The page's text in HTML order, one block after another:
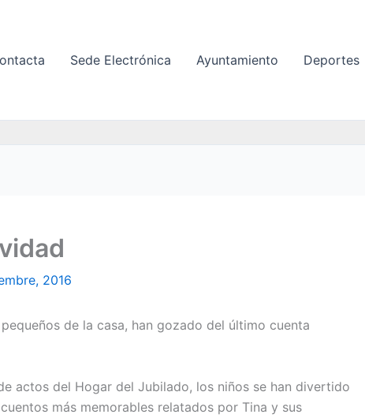
Sede Electrónica Ayuntamiento Deportes
2016
de la casa, han gozado del último cuenta
actos del Hogar del Jubilado, los niños se han divertido
más memorables relatados por Tina y sus